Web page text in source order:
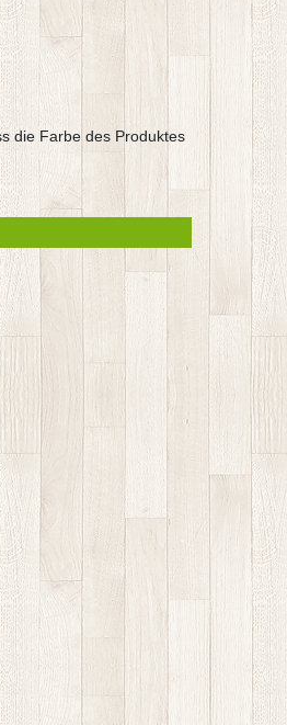
die Farbe des Produktes